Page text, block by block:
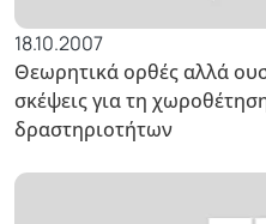
18.10.2007
Θεωρητικά ορθές αλλά
σκέψεις για τη
δραστηριοτήτων